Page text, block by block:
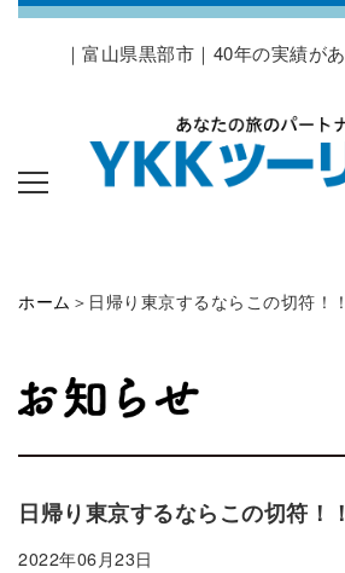
｜富山県黒部市｜40年の実績が
ホーム ＞日帰り東京するならこの切符！！
日帰り東京するならこの切符！！
2022年06月23日